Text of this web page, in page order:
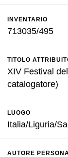
INVENTARIO
713035/495
TITOLO
XIV Festival
catalogatore)
LUOGO
Italia/Liguria/
AUTORE